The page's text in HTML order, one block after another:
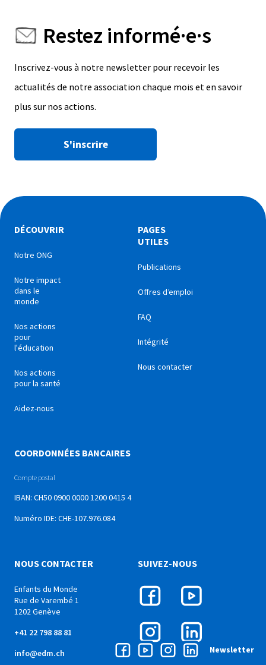
Restez informé·e·s
Inscrivez-vous à notre newsletter pour recevoir les
actualités de notre association chaque mois et en savoir
plus sur nos actions.
S'inscrire
DÉCOUVRIR
Notre ONG
Notre impact
dans le
monde
Nos actions
pour
l'éducation
Nos actions
pour la santé
Aidez-nous
PAGES
UTILES
Publications
Offres d’emploi
FAQ
Intégrité
Nous contacter
NOUS CONTACTER
Enfants du Monde
Rue de Varembé 1
1202 Genève
+41 22 798 88 81
info@edm.ch
COORDONNÉES BANCAIRES
Compte postal
IBAN: CH50 0900 0000 1200 0415 4
Numéro IDE: CHE-107.976.084
SUIVEZ-NOUS
Newsletter